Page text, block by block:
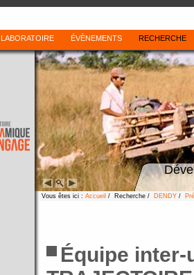
LABORATOIRE ÉVÈNEMENTS RECHERCHE
Vous êtes ici : Accueil / Recherche / DENDY /
Équipe